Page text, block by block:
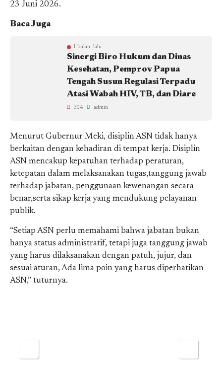
23 Juni 2026.
Baca Juga
1 bulan lalu
Sinergi Biro Hukum dan Dinas
Kesehatan, Pemprov Papua
Tengah Susun Regulasi Terpadu
Atasi Wabah HIV, TB, dan Diare
304 admin
Menurut Gubernur Meki, disiplin ASN tidak hanya
berkaitan dengan kehadiran di tempat kerja. Disiplin
ASN mencakup kepatuhan terhadap peraturan,
ketepatan dalam melaksanakan tugas,tanggung jawab
terhadap jabatan, penggunaan kewenangan secara
benar,serta sikap kerja yang mendukung pelayanan
publik.
“Setiap ASN perlu memahami bahwa jabatan bukan
hanya status administratif, tetapi juga tanggung jawab
yang harus dilaksanakan dengan patuh, jujur, dan
sesuai aturan, Ada lima poin yang harus diperhatikan
ASN,” tuturnya.